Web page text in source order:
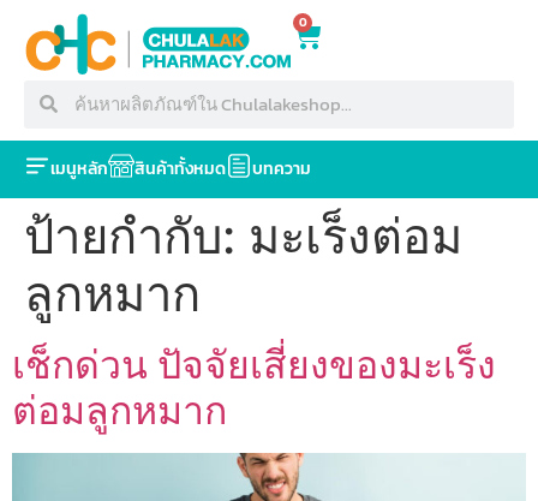
0
เมนูหลัก สินค้าทั้งหมด บทความ
ป้ายกำกับ: มะเร็งต่อม
ลูกหมาก
เช็กด่วน ปัจจัยเสี่ยงของมะเร็ง
ต่อมลูกหมาก